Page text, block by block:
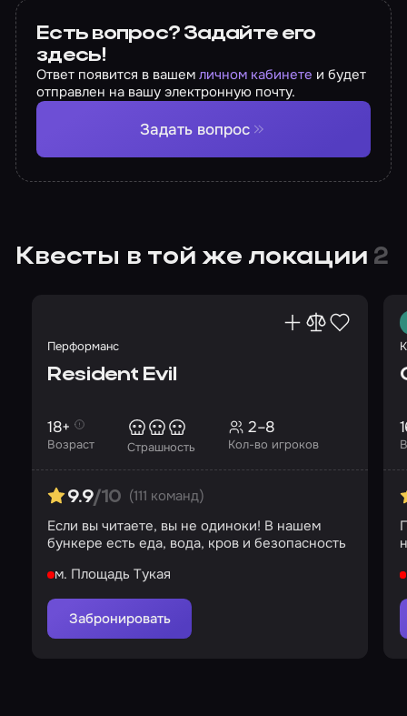
Есть вопрос? Задайте его
здесь!
Ответ появится в вашемличном кабинете и будет
отправлен на вашу электронную почту.
Задать вопрос
Квесты в той же локации 2
Перформанс
Resident Evil
Возраст
18+
Страшность Кол-во игроков
2–8
9.9/10 (111 команд)
Если вы читаете, вы не одиноки! В нашем
бункере есть еда, вода, кров и безопасность
м. Площадь Тукая
Забронировать